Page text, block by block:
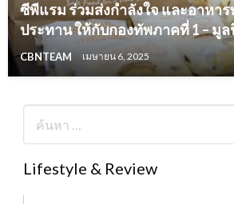
ซีพีแรม ร่วมส่งกำลังใจ และอาหา
ประทาน ให้กับกองทัพภาคที่ 1 – มู
CBNTEAM เมษายน 6, 2025
Lifestyle & Review